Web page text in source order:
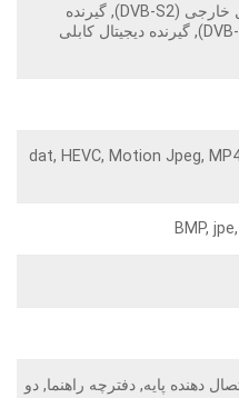
دارد, گیرنده دیجیتال خارجی (DVB-S2), گیرنده
دیجیتال داخلی (DVB-T2), گیرنده دیجیتال کابلی
dat, HEVC, Motion Jpeg,
BMP,
دهنده پایه, دفترچه راهنما, دو